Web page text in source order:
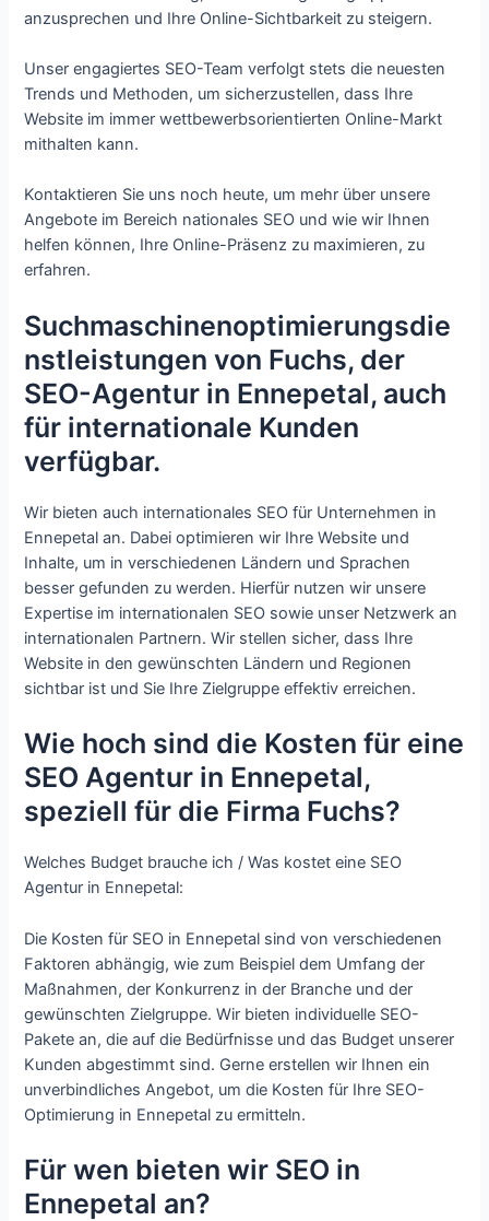
anzusprechen und Ihre Online-Sichtbarkeit zu steigern.
Unser engagiertes SEO-Team verfolgt stets die neuesten
Trends und Methoden, um sicherzustellen, dass Ihre
Website im immer wettbewerbsorientierten Online-Markt
mithalten kann.
Kontaktieren Sie uns noch heute, um mehr über unsere
Angebote im Bereich nationales SEO und wie wir Ihnen
helfen können, Ihre Online-Präsenz zu maximieren, zu
erfahren.
Suchmaschinenoptimierungsdie
nstleistungen von Fuchs, der
SEO-Agentur in Ennepetal, auch
für internationale Kunden
verfügbar.
Wir bieten auch internationales SEO für Unternehmen in
Ennepetal an. Dabei optimieren wir Ihre Website und
Inhalte, um in verschiedenen Ländern und Sprachen
besser gefunden zu werden. Hierfür nutzen wir unsere
Expertise im internationalen SEO sowie unser Netzwerk an
internationalen Partnern. Wir stellen sicher, dass Ihre
Website in den gewünschten Ländern und Regionen
sichtbar ist und Sie Ihre Zielgruppe effektiv erreichen.
Wie hoch sind die Kosten für eine
SEO Agentur in Ennepetal,
speziell für die Firma Fuchs?
Welches Budget brauche ich / Was kostet eine SEO
Agentur in Ennepetal:
Die Kosten für SEO in Ennepetal sind von verschiedenen
Faktoren abhängig, wie zum Beispiel dem Umfang der
Maßnahmen, der Konkurrenz in der Branche und der
gewünschten Zielgruppe. Wir bieten individuelle SEO-
Pakete an, die auf die Bedürfnisse und das Budget unserer
Kunden abgestimmt sind. Gerne erstellen wir Ihnen ein
unverbindliches Angebot, um die Kosten für Ihre SEO-
Optimierung in Ennepetal zu ermitteln.
Für wen bieten wir SEO in
Ennepetal an?